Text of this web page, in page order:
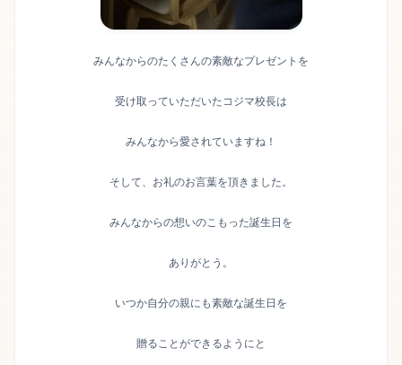
みんなからのたくさんの素敵なプレゼントを
受け取っていただいたコジマ校長は
みんなから愛されていますね！
そして、お礼のお言葉を頂きました。
みんなからの想いのこもった誕生日を
ありがとう。
いつか自分の親にも素敵な誕生日を
贈ることができるようにと